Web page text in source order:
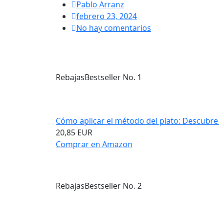
Pablo Arranz
febrero 23, 2024
No hay comentarios
RebajasBestseller No. 1
Cómo aplicar el método del plato: Descubre
20,85 EUR
Comprar en Amazon
RebajasBestseller No. 2